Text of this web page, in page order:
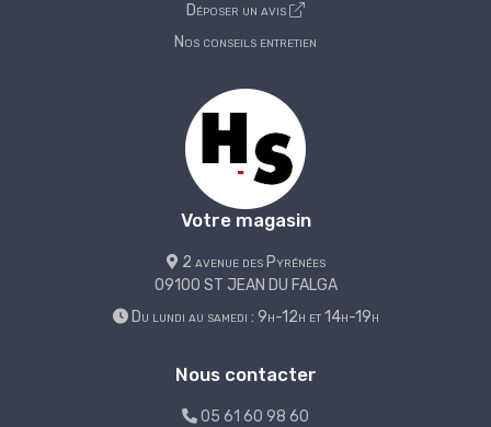
Déposer un avis
Nos conseils entretien
Votre magasin
2 avenue des Pyrénées
09100 ST JEAN DU FALGA
Du lundi au samedi : 9h-12h et 14h-19h
Nous contacter
05 61 60 98 60